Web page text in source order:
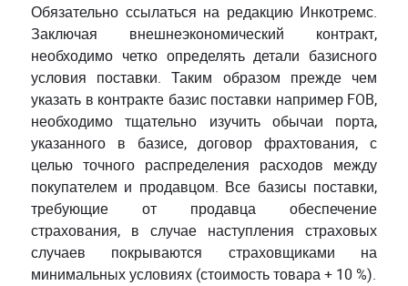
Обязательно ссылаться на редакцию Инкотремс.
Заключая внешнеэкономический контракт,
необходимо четко определять детали базисного
условия поставки. Таким образом прежде чем
указать в контракте базис поставки например FOB,
необходимо тщательно изучить обычаи порта,
указанного в базисе, договор фрахтования, с
целью точного распределения расходов между
покупателем и продавцом. Все базисы поставки,
требующие от продавца обеспечение
страхования, в случае наступления страховых
случаев покрываются страховщиками на
минимальных условиях (стоимость товара + 10 %).